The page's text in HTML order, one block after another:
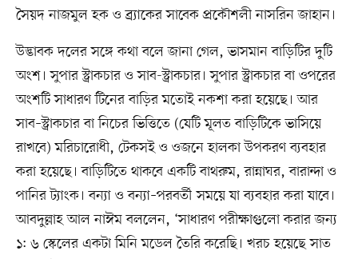
সৈয়দ নাজমুল হক ও ব্র্যাকের সাবেক প্রকৌশলী নাসরিন জাহান।
উদ্ভাবক দলের সঙ্গে কথা বলে জানা গেল, ভাসমান বাড়িটির দুটি
অংশ। সুপার স্ট্রাকচার ও সাব-স্ট্রাকচার। সুপার স্ট্রাকচার বা ওপরের
অংশটি সাধারণ টিনের বাড়ির মতোই নকশা করা হয়েছে। আর
সাব–স্ট্রাকচার বা নিচের ভিত্তিতে (যেটি মূলত বাড়িটিকে ভাসিয়ে
রাখবে) মরিচারোধী, টেকসই ও ওজনে হালকা উপকরণ ব্যবহার
করা হয়েছে। বাড়িটিতে থাকবে একটি বাথরুম, রান্নাঘর, বারান্দা ও
পানির ট্যাংক। বন্যা ও বন্যা–পরবর্তী সময়ে যা ব্যবহার করা যাবে।
আবদুল্লাহ আল নাঈম বললেন, ‘সাধারণ পরীক্ষাগুলো করার জন্য
১: ৬ স্কেলের একটা মিনি মডেল তৈরি করেছি। খরচ হয়েছে সাত